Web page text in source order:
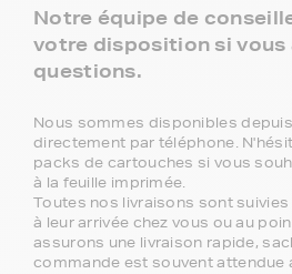
Notre équipe de
votre disposition si vous
questions.
Nous sommes disponibles
directement par téléphone.
packs de cartouches si vous
à la feuille imprimée.
Toutes nos livraisons sont
à leur arrivée chez vous ou au
assurons une livraison rapide,
commande est souvent attendue